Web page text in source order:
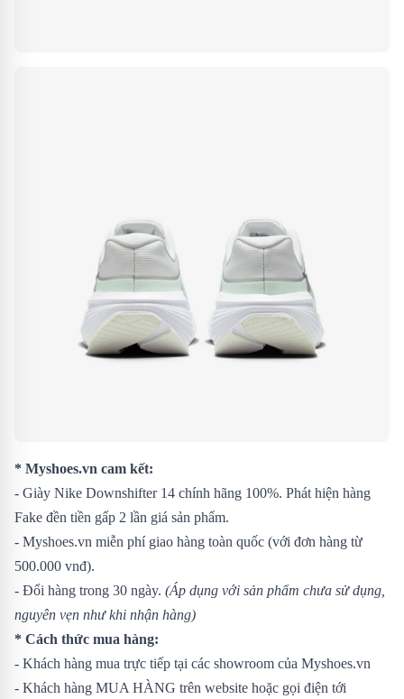
* Myshoes.vn cam kết:
- Giày Nike Downshifter 14 chính hãng 100%. Phát hiện hàng
Fake đền tiền gấp 2 lần giá sản phẩm.
- Myshoes.vn miễn phí giao hàng toàn quốc (với đơn hàng từ
500.000 vnđ).
- Đổi hàng trong 30 ngày. (Áp dụng với sản phẩm chưa sử dụng,
nguyên vẹn như khi nhận hàng)
* Cách thức mua hàng:
- Khách hàng mua trực tiếp tại các showroom của Myshoes.vn
- Khách hàng MUA HÀNG trên website hoặc gọi điện tới